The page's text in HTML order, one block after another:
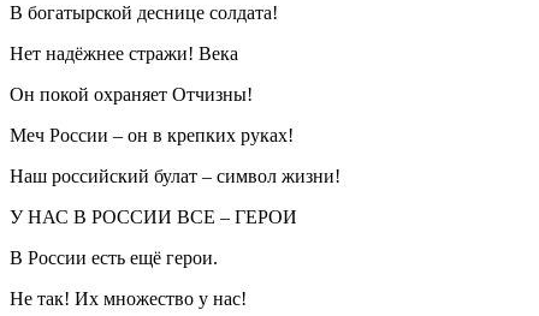
В богатырской деснице солдата!
Нет надёжнее стражи! Века
Он покой охраняет Отчизны!
Меч России – он в крепких руках!
Наш российский булат – символ жизни!
У НАС В РОССИИ ВСЕ – ГЕРОИ
В России есть ещё герои.
Не так! Их множество у нас!